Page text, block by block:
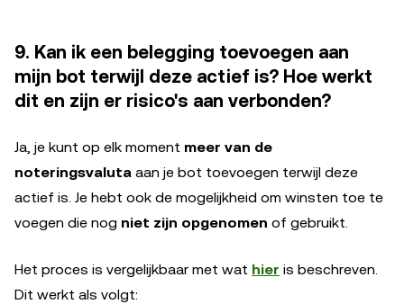
9. Kan ik een belegging toevoegen aan
mijn bot terwijl deze actief is? Hoe werkt
dit en zijn er risico's aan verbonden?
Ja, je kunt op elk moment meer van de
noteringsvaluta aan je bot toevoegen terwijl deze
actief is. Je hebt ook de mogelijkheid om winsten toe te
voegen die nog niet zijn opgenomen of gebruikt.
Het proces is vergelijkbaar met wat hier is beschreven.
Dit werkt als volgt: